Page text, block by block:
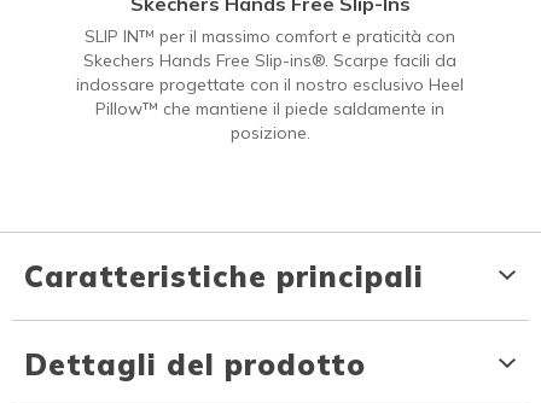
SLIP IN™ per il massimo comfort e praticità con
Skechers Hands Free Slip-ins®. Scarpe facili da
indossare progettate con il nostro esclusivo Heel
Pillow™ che mantiene il piede saldamente in
posizione.
Caratteristiche principali
Dettagli del prodotto